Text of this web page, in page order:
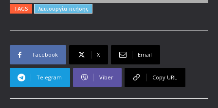
TAGS λειτουργία πτήσης
Facebook X Email
Telegram Viber Copy URL